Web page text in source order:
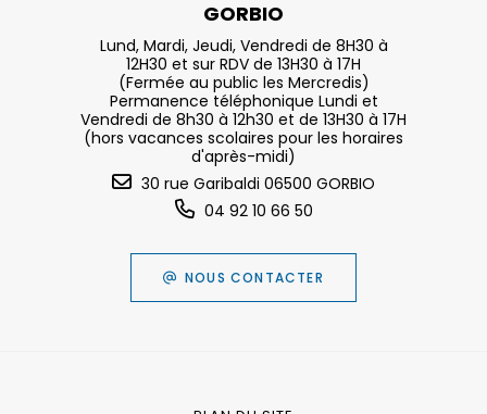
GORBIO
Lund, Mardi, Jeudi, Vendredi de 8H30 à
12H30 et sur RDV de 13H30 à 17H
(Fermée au public les Mercredis)
Permanence téléphonique Lundi et
Vendredi de 8h30 à 12h30 et de 13H30 à 17H
(hors vacances scolaires pour les horaires
d'après-midi)
30 rue Garibaldi 06500 GORBIO
04 92 10 66 50
NOUS CONTACTER